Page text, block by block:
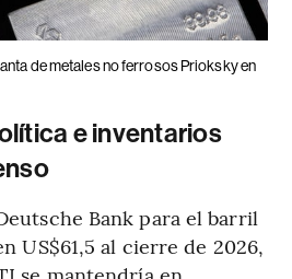
de metales no ferrosos Prioksky en
e inventarios
Bank para el barril
US$61,5 al cierre de 2026,